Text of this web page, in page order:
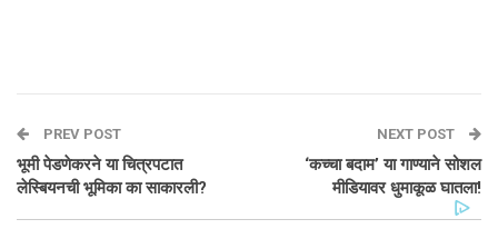
PREV POST
भूमी पेडणेकरने या चित्रपटात
लेस्बियनची भूमिका का साकारली?
NEXT POST
‘कच्चा बदाम’ या गाण्याने सोशल
मीडियावर धुमाकूळ घातला!